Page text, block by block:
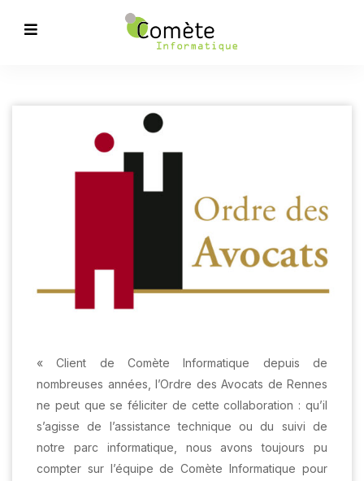
« Client de Comète Informatique depuis de
nombreuses années, l’Ordre des Avocats de Rennes
ne peut que se féliciter de cette collaboration : qu’il
s’agisse de l’assistance technique ou du suivi de
notre parc informatique, nous avons toujours pu
compter sur l’équipe de Comète Informatique pour